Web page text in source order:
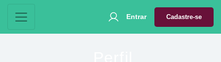
Entrar Cadastre-se